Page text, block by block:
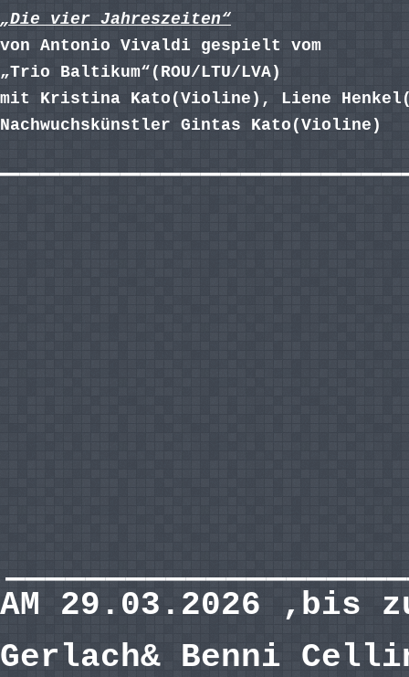
„Die vier Jahreszeiten“
von Antonio Vivaldi gespielt vom
„Trio Baltikum“(ROU/LTU/LVA)
mit Kristina Kato(Violine), Liene
Nachwuchskünstler Gintas Kato(Violine)
AM 29.03.2026 ‚bis
Gerlach& Benni